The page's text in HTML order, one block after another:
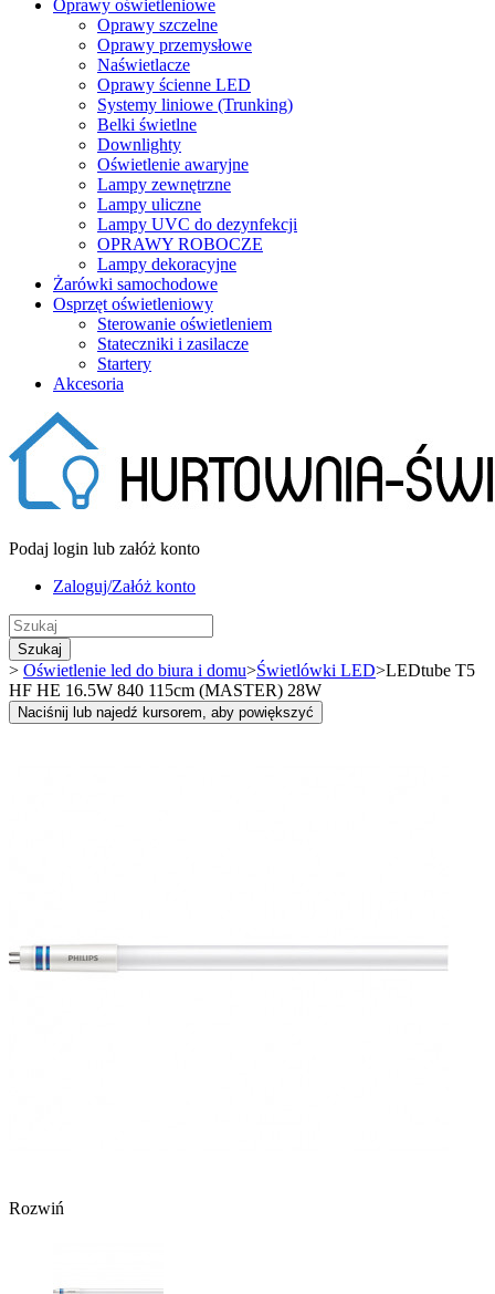
Oprawy oświetleniowe
Oprawy szczelne
Oprawy przemysłowe
Naświetlacze
Oprawy ścienne LED
Systemy liniowe (Trunking)
Belki świetlne
Downlighty
Oświetlenie awaryjne
Lampy zewnętrzne
Lampy uliczne
Lampy UVC do dezynfekcji
OPRAWY ROBOCZE
Lampy dekoracyjne
Żarówki samochodowe
Osprzęt oświetleniowy
Sterowanie oświetleniem
Stateczniki i zasilacze
Startery
Akcesoria
Podaj login lub załóż konto
Zaloguj/Załóż konto
Szukaj
> Oświetlenie led do biura i domu>Świetlówki LED>LEDtube T5
HF HE 16.5W 840 115cm (MASTER) 28W
Naciśnij lub najedź kursorem, aby powiększyć
Rozwiń